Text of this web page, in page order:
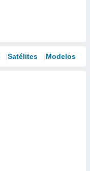
Satélites Modelos